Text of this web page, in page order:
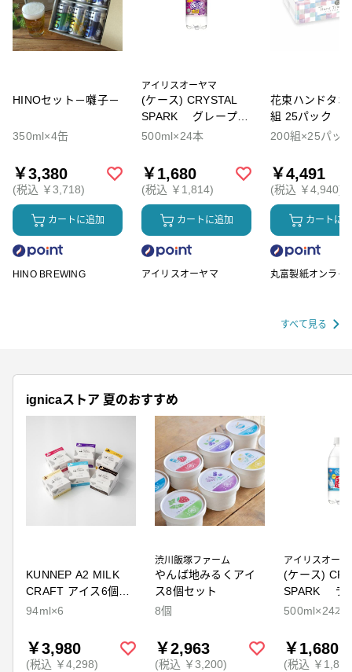
HINOセット－囃子－
350ml×4缶
￥3,380
(税込 ￥3,718)
カートに追加
HINO BREWING
アイリスオーヤマ
(ケース) CRYSTAL
SPARK グレープソ
ーダ
500ml×24本
￥1,680
(税込 ￥1,814)
カートに追加
アイリスオーヤマ
花束ハンドタオ
組 25パック
200組×25パッ
￥4,491
(税込 ￥4,940)
カートに
丸富製紙オンライ
すべて見る
ignicaストア 夏のおすすめ
KUNNEP A2 MILK
CRAFT アイス6個セ
ット
94ml×6
￥3,980
(税込 ￥4,298)
渋川飯塚ファーム
やんば地みるくアイ
ス8個セット
8個
￥2,963
(税込 ￥3,200)
アイリスオーヤ
(ケース)
SPARK ラ
500ml×24本
￥1,680
(税込 ￥